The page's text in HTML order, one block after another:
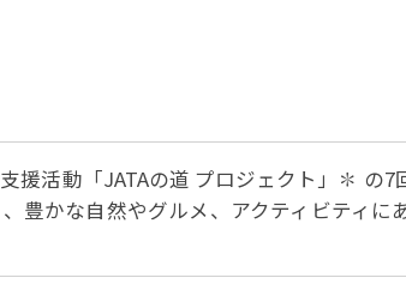
ブルへの取組み
SDGsアワード
環境保全活動
の活動
復興
北
近
お
の法令と、旅行業登録・申請
各
知らせ
社に就職希望学生向け情報
査 (PDF / JATA調べ)
1月～12月 フライ&クルーズの
査 (PDF / JATA調べ)
年から2020年までの「我が国の
保
～
援活動「JATAの道 プロジェクト」✽ の
豊かな自然やグルメ、アクティビティ